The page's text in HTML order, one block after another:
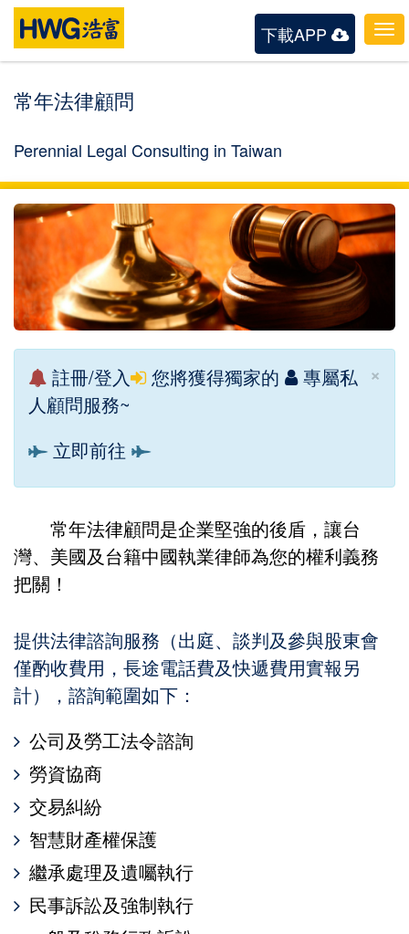
下載APP
常年法律顧問
Perennial Legal Consulting in Taiwan
×
註冊/登入 您將獲得獨家的
專屬私
人顧問服務~
立即前往
常年法律顧問是企業堅強的後盾，讓台
灣、美國及台籍中國執業律師為您的權利義務
把關！
提供法律諮詢服務（出庭、談判及參與股東會
僅酌收費用，長途電話費及快遞費用實報另
計），諮詢範圍如下：
公司及勞工法令諮詢
勞資協商
交易糾紛
智慧財產權保護
繼承處理及遺囑執行
民事訴訟及強制執行